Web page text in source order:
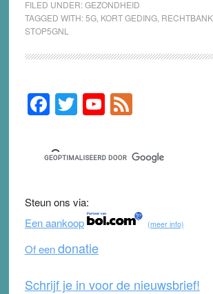
FILED UNDER:GEZONDHEID
TAGGED WITH:5G, KORT GEDING,
STOP5GNL
Primary
Sidebar
F
a
c
e
b
o
o
k
T
wi
tt
er
Y
o
u
T
b
e
F
e
d
Steun ons via:
Een aankoop
(meer info)
Of eendonatie
Schrijf je in voor de nieuwsbrief!